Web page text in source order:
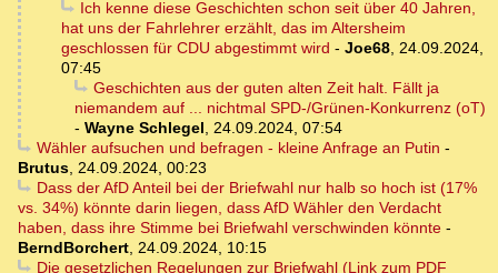
Ich kenne diese Geschichten schon seit über 40 Jahren,
hat uns der Fahrlehrer erzählt, das im Altersheim
geschlossen für CDU abgestimmt wird - Joe68, 24.09.2024,
07:45
Geschichten aus der guten alten Zeit halt. Fällt ja
niemandem auf ... nichtmal SPD-/Grünen-Konkurrenz (oT)
- Wayne Schlegel, 24.09.2024, 07:54
Wähler aufsuchen und befragen - kleine Anfrage an Putin -
Brutus, 24.09.2024, 00:23
Dass der AfD Anteil bei der Briefwahl nur halb so hoch ist (17%
vs. 34%) könnte darin liegen, dass AfD Wähler den Verdacht
haben, dass ihre Stimme bei Briefwahl verschwinden könnte -
BerndBorchert, 24.09.2024, 10:15
Die gesetzlichen Regelungen zur Briefwahl (Link zum PDF